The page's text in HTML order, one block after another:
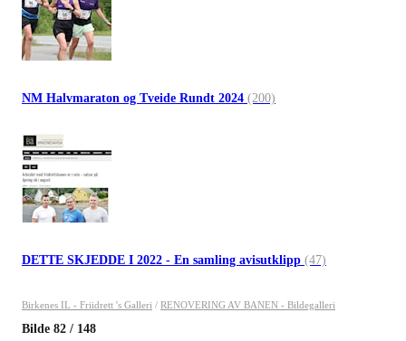
NM Halvmaraton og Tveide Rundt 2024 (200)
DETTE SKJEDDE I 2022 - En samling avisutklipp (47)
Birkenes IL - Friidrett 's Galleri / RENOVERING AV BANEN - Bildegalleri
Bilde 82 / 148